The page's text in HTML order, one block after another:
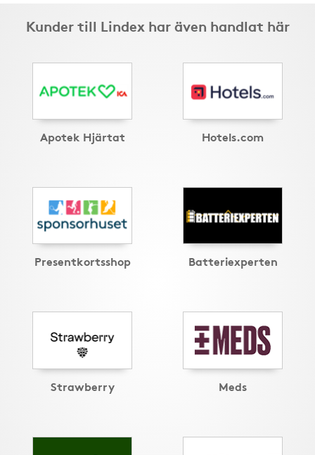
Kunder till Lindex har även handlat här
Apotek Hjärtat Hotels.com
Presentkortsshop Batteriexperten
Strawberry Meds